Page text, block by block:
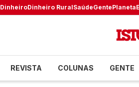
DinheiroDinheiro RuralSaúdeGentePlaneta
REVISTA COLUNAS GENTE